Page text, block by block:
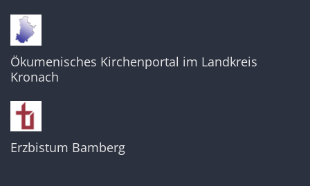
Ökumenisches Kirchenportal im Landkreis
Kronach
Erzbistum Bamberg